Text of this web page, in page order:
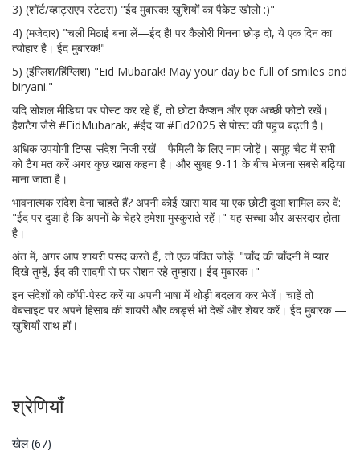
3) (शॉर्ट/व्हाट्सएप स्टेटस) "ईद मुबारक! खुशियों का पैकेट खोलो :)"
4) (मजेदार) "चली मिठाई बना लें—ईद है! पर कैलोरी गिनना छोड़ दो, ये एक दिन का
त्योहार है। ईद मुबारक!"
5) (इंग्लिश/हिंग्लिश) "Eid Mubarak! May your day be full of smiles and
biryani."
यदि सोशल मीडिया पर पोस्ट कर रहे हैं, तो छोटा कैप्शन और एक अच्छी फोटो रखें।
हैशटैग जैसे #EidMubarak, #ईद या #Eid2025 से पोस्ट की पहुंच बढ़ती है।
अधिक उपयोगी टिप्स: संदेश निजी रखें—फैमिली के लिए नाम जोड़ें। समूह चैट में सभी
को टैग मत करें अगर कुछ खास कहना है। और सुबह 9-11 के बीच भेजना सबसे बढ़िया
माना जाता है।
भावनात्मक संदेश देना चाहते हैं? अपनी कोई खास याद या एक छोटी दुआ शामिल कर दें:
"ईद पर दुआ है कि अपनों के चेहरे हमेशा मुस्कुराते रहें।" यह सच्चा और असरदार होता
है।
अंत में, अगर आप शायरी पसंद करते हैं, तो एक पंक्ति जोड़ें: "चाँद की चाँदनी में प्यार
दिखे तुम्हें, ईद की सादगी से घर रोशन रहे तुम्हारा। ईद मुबारक।"
इन संदेशों को कॉपी-पेस्ट करें या अपनी भाषा में थोड़ी बदलाव कर भेजें। चाहें तो
वेबसाइट पर अपने हिसाब की शायरी और कार्ड्स भी देखें और शेयर करें। ईद मुबारक —
खुशियाँ साथ हों।
श्रेणियाँ
खेल(67)